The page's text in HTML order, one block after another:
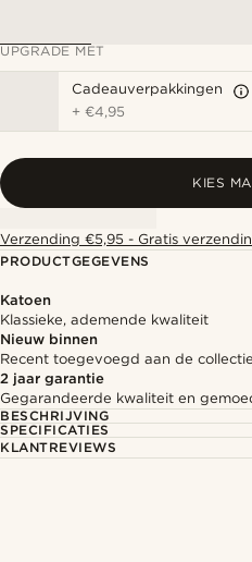
UPGRADE MET
Cadeauverpakkingen
+€4,95
KIES
Verzending €5,95 - Gratis
PRODUCTGEGEVENS
Katoen
Klassieke, ademende kwaliteit
Nieuw binnen
Recent toegevoegd aan de collectie
2 jaar garantie
Gegarandeerde kwaliteit en
BESCHRIJVING
SPECIFICATIES
KLANTREVIEWS